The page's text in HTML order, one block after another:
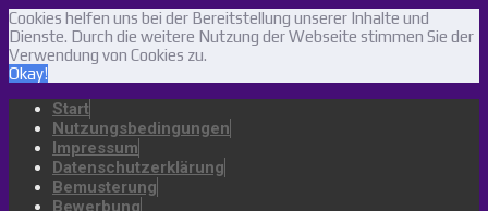
Cookies helfen uns bei der Bereitstellung unserer Inhalte und
Dienste. Durch die weitere Nutzung der Webseite stimmen Sie der
Verwendung von Cookies zu.
Okay!
Start
Nutzungsbedingungen
Impressum
Datenschutzerklärung
Bemusterung
Bewerbung